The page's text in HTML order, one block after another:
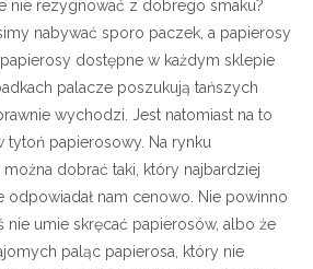
nie rezygnować z dobrego smaku?
nabywać sporo paczek, a papierosy
dostępne w każdym sklepie
palacze poszukują tańszych
wychodzi. Jest natomiast na to
tytoń papierosowy. Na rynku
dobrać taki, który najbardziej
odpowiadał nam cenowo. Nie powinno
nie umie skręcać papierosów, albo że
paląc papierosa, który nie